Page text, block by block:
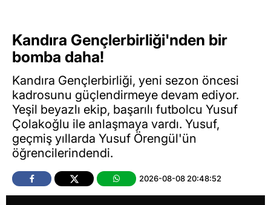
Kandıra Gençlerbirliği'nden bir
bomba daha!
Kandıra Gençlerbirliği, yeni sezon öncesi
kadrosunu güçlendirmeye devam ediyor.
Yeşil beyazlı ekip, başarılı futbolcu Yusuf
Çolakoğlu ile anlaşmaya vardı. Yusuf,
geçmiş yıllarda Yusuf Örengül'ün
öğrencilerindendi.
2026-08-08 20:48:52